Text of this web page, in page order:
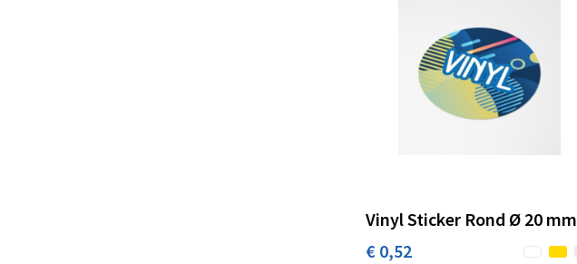
Vinyl Sticker Rond Ø 20 mm
€ 0,52